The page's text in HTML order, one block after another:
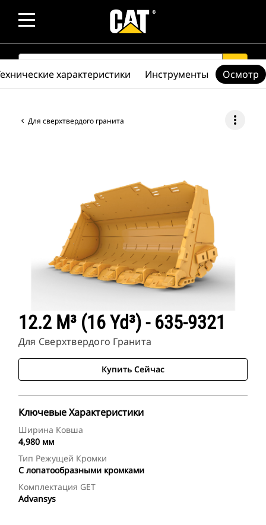
SEARCH search
Для сверхтвердого гранита more_vert
12.2 M³ (16 Yd³) - 635-9321
Для Сверхтвердого Гранита
Купить Сейчас
Ключевые Характеристики
Ширина Ковша
4,980 мм
Тип Режущей Кромки
С лопатообразными кромками
Комплектация GET
Advansys
характеристики Инструменты Осмотр